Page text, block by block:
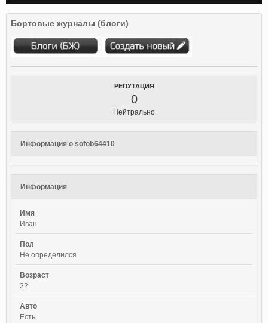
Бортовые журналы (блоги)
РЕПУТАЦИЯ
0
Нейтрально
Информация о sofob64410
Информация
Имя
Иван
Пол
Не определился
Возраст
22
Авто
Есть